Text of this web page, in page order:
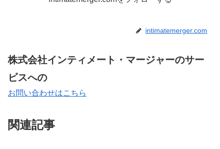
intimatemerger.com
株式会社インティメート・マージャーのサー
ビスへの
お問い合わせはこちら
関連記事